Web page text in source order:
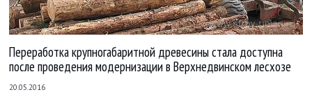
Переработка крупногабаритной древесины стала доступна
после проведения модернизации в Верхнедвинском лесхозе
20.05.2016